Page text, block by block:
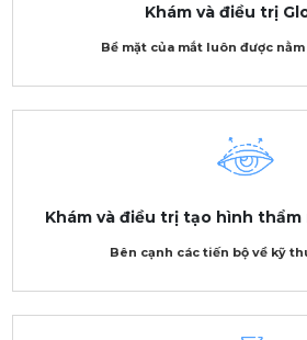
Khám và điều trị
Bề mặt của mắt luôn được
Khám và điều trị tạo hình thẩm
Bên cạnh các tiến bộ về kỹ